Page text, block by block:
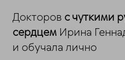
Докторов с чуткими
сердцем Ирина
и обучала лично